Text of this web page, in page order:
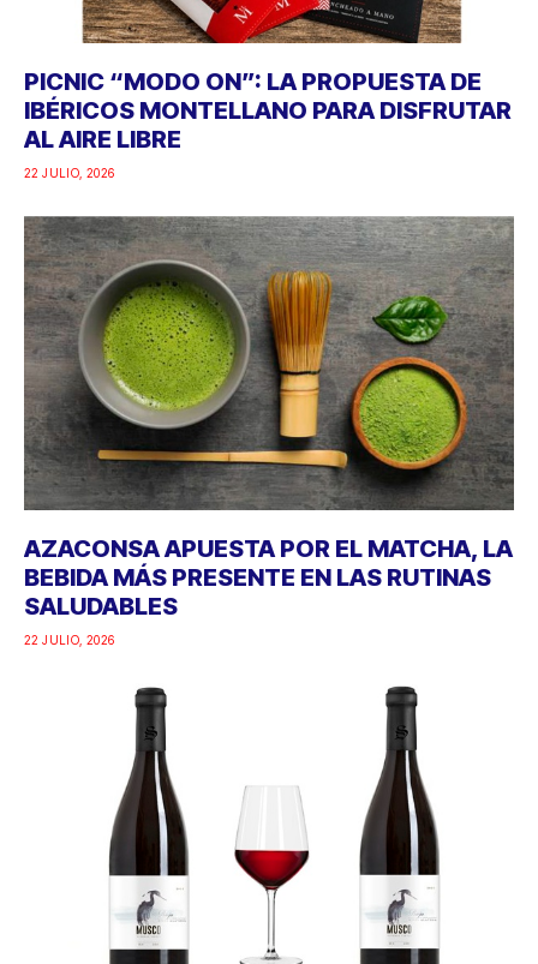
PICNIC “MODO ON”: LA PROPUESTA DE
IBÉRICOS MONTELLANO PARA DISFRUTAR
AL AIRE LIBRE
22 JULIO, 2026
AZACONSA APUESTA POR EL MATCHA, LA
BEBIDA MÁS PRESENTE EN LAS RUTINAS
SALUDABLES
22 JULIO, 2026